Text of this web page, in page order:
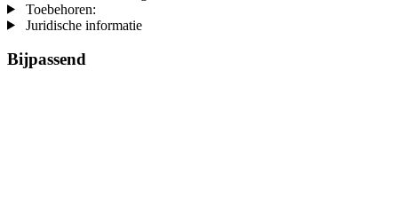
Toebehoren:
Juridische informatie
Bijpassend